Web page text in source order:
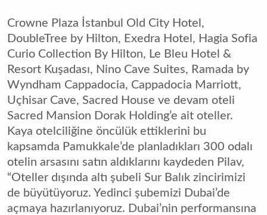
Crowne Plaza İstanbul Old City Hotel,
DoubleTree by Hilton, Exedra Hotel, Hagia Sofia
Curio Collection By Hilton, Le Bleu Hotel &
Resort Kuşadası, Nino Cave Suites, Ramada by
Wyndham Cappadocia, Cappadocia Marriott,
Uçhisar Cave, Sacred House ve devam oteli
Sacred Mansion Dorak Holding’e ait oteller.
Kaya otelciliğine öncülük ettiklerini bu
kapsamda Pamukkale’de planladıkları 300 odalı
otelin arsasını satın aldıklarını kaydeden Pilav,
“Oteller dışında altı şubeli Sur Balık zincirimizi
de büyütüyoruz. Yedinci şubemizi Dubai’de
açmaya hazırlanıyoruz. Dubai’nin performansına